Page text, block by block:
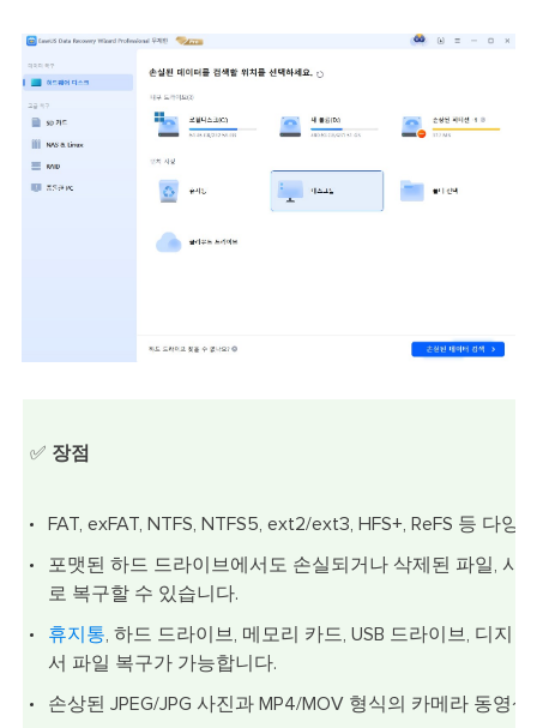
✅ 장점
FAT, exFAT, NTFS, NTFS5, ext2/ext3, HFS+, ReFS 등 다
포맷된 하드 드라이브에서도 손실되거나 삭제된 파일, 사
로 복구할 수 있습니다.
휴지통 , 하드 드라이브, 메모리 카드, USB 드라이브, 디지
서 파일 복구가 가능합니다.
손상된 JPEG/JPG 사진과 MP4/MOV 형식의 카메라 동영